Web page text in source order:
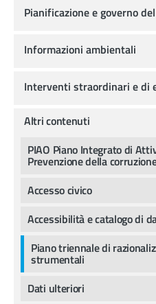
Pianificazione e governo
Informazioni ambientali
Interventi straordinari e di
Altri contenuti
PIAO Piano Integrato di
Prevenzione della
Accesso civico
Accessibilità e catalogo di
Piano triennale di
strumentali
Dati ulteriori